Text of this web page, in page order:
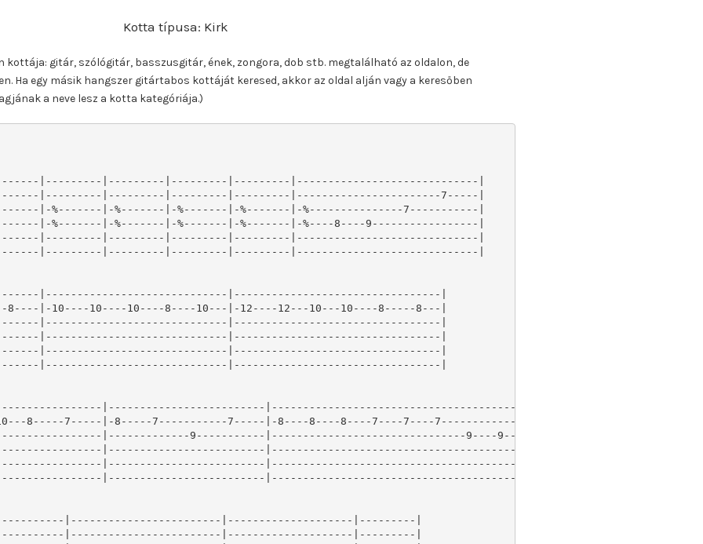
Kotta típusa: Kirk
kottája: gitár, szólógitár, basszusgitár, ének, zongora, dob stb. megtalálható az oldalon, de
Ha egy másik hangszer gitártabos kottáját keresed, akkor az oldal alján vagy a keresőben
a neve lesz a kotta kategóriája.)